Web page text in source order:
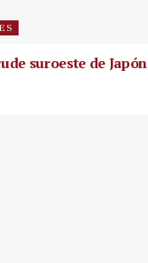
suroeste de Japón